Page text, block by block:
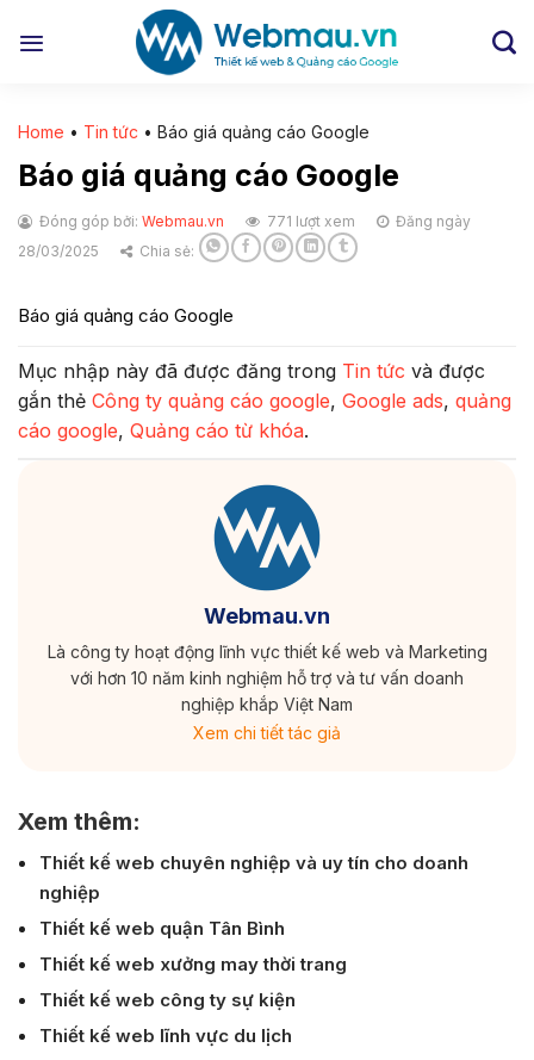
đến
Home • Tin tức • Báo giá quảng cáo Google
Báo giá quảng cáo Google
Đóng góp bởi: Webmau.vn 771 lượt xem
Đăng ngày
28/03/2025
Chia sẻ:
Báo giá quảng cáo Google
Mục nhập này đã được đăng trong Tin tức và được
gắn thẻ Công ty quảng cáo google, Google ads, quảng
cáo google, Quảng cáo từ khóa.
Webmau.vn
Là công ty hoạt động lĩnh vực thiết kế web và Marketing
với hơn 10 năm kinh nghiệm hỗ trợ và tư vấn doanh
nghiệp khắp Việt Nam
Xem chi tiết tác giả
Xem thêm:
Thiết kế web chuyên nghiệp và uy tín cho doanh
nghiệp
Thiết kế web quận Tân Bình
Thiết kế web xưởng may thời trang
Thiết kế web công ty sự kiện
Thiết kế web lĩnh vực du lịch